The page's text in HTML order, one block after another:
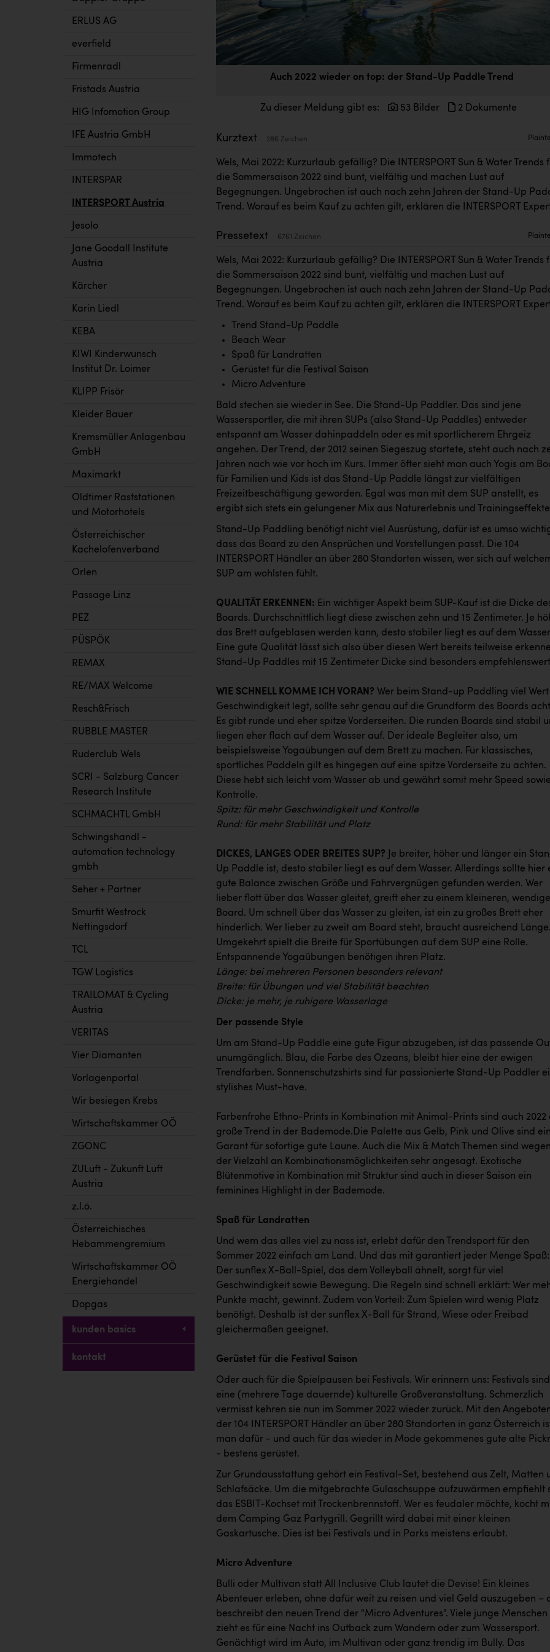
ERLUS AG
everfield
Firmenradl
Fristads Austria
HIG Infomotion Group
IFE Austria GmbH
Immotech
INTERSPAR
INTERSPORT Austria
Jesolo
Jane Goodall Institute
Austria
Kärcher
Karin Liedl
KEBA
KIWI Kinderwunsch
Institut Dr. Loimer
KLIPP Frisör
Kleider Bauer
Kremsmüller Anlagenbau
GmbH
Maximarkt
Oldtimer Raststationen
und Motorhotels
Österreichischer
Kachelofenverband
Orlen
Passage Linz
PEZ
PÜSPÖK
REMAX
RE/MAX Welcome
Resch&Frisch
RUBBLE MASTER
Ruderclub Wels
SCRI - Salzburg Cancer
Research Institute
SCHMACHTL GmbH
Schwingshandl -
automation technology
gmbh
Seher + Partner
Smurfit Westrock
Nettingsdorf
TCL
TGW Logistics
TRAILOMAT & Cycling
Austria
VERITAS
Vier Diamanten
Vorlagenportal
Wir besiegen Krebs
Wirtschaftskammer OÖ
ZGONC
ZULuft - Zukunft Luft
Austria
z.l.ö.
Österreichisches
Hebammengremium
Wirtschaftskammer OÖ
Energiehandel
Dopgas
kunden basics
kontakt
Auch 2022 wieder on top: der Stand-Up Paddle Trend
Zu dieser Meldung gibt es: 53 Bilder 2 Dokumente
Kurztext 286 Zeichen
Wels, Mai 2022: Kurzurlaub gefällig? Die INTERSPORT Sun & Water Trends
die Sommersaison 2022 sind bunt, vielfältig und machen Lust auf
Begegnungen. Ungebrochen ist auch nach zehn Jahren der Stand-Up
Trend. Worauf es beim Kauf zu achten gilt, erklären die INTERSPORT
Pressetext 6761 Zeichen
Wels, Mai 2022: Kurzurlaub gefällig? Die INTERSPORT Sun & Water Trends
die Sommersaison 2022 sind bunt, vielfältig und machen Lust auf
Begegnungen. Ungebrochen ist auch nach zehn Jahren der Stand-Up
Trend. Worauf es beim Kauf zu achten gilt, erklären die INTERSPORT
Trend Stand-Up Paddle
Beach Wear
Spaß für Landratten
Gerüstet für die Festival Saison
Micro Adventure
Bald stechen sie wieder in See. Die Stand-Up Paddler. Das sind jene
Wassersportler, die mit ihren SUPs (also Stand-Up Paddles) entweder
entspannt am Wasser dahinpaddeln oder es mit sportlicherem Ehrgeiz
angehen. Der Trend, der 2012 seinen Siegeszug startete, steht auch nach
Jahren nach wie vor hoch im Kurs. Immer öfter sieht man auch Yogis am
für Familien und Kids ist das Stand-Up Paddle längst zur vielfältigen
Freizeitbeschäftigung geworden. Egal was man mit dem SUP anstellt, es
ergibt sich stets ein gelungener Mix aus Naturerlebnis und
Stand-Up Paddling benötigt nicht viel Ausrüstung, dafür ist es umso
dass das Board zu den Ansprüchen und Vorstellungen passt. Die 104
INTERSPORT Händler an über 280 Standorten wissen, wer sich auf
SUP am wohlsten fühlt.
QUALITÄT ERKENNEN: Ein wichtiger Aspekt beim SUP-Kauf ist die Dicke
Boards. Durchschnittlich liegt diese zwischen zehn und 15 Zentimeter. Je
das Brett aufgeblasen werden kann, desto stabiler liegt es auf dem
Eine gute Qualität lässt sich also über diesen Wert bereits teilweise
Stand-Up Paddles mit 15 Zentimeter Dicke sind besonders
WIE SCHNELL KOMME ICH VORAN? Wer beim Stand-up Paddling viel
Geschwindigkeit legt, sollte sehr genau auf die Grundform des Boards
Es gibt runde und eher spitze Vorderseiten. Die runden Boards sind stabil
liegen eher flach auf dem Wasser auf. Der ideale Begleiter also, um
beispielsweise Yogaübungen auf dem Brett zu machen. Für klassisches,
sportliches Paddeln gilt es hingegen auf eine spitze Vorderseite zu achten.
Diese hebt sich leicht vom Wasser ab und gewährt somit mehr Speed sowie
Kontrolle.
Spitz: für mehr Geschwindigkeit und Kontrolle
Rund: für mehr Stabilität und Platz
DICKES, LANGES ODER BREITES SUP?
Je breiter, höher und länger ein
Up Paddle ist, desto stabiler liegt es auf dem Wasser. Allerdings sollte hier
gute Balance zwischen Größe und Fahrvergnügen gefunden werden. Wer
lieber flott über das Wasser gleitet, greift eher zu einem kleineren,
Board. Um schnell über das Wasser zu gleiten, ist ein zu großes Brett eher
hinderlich. Wer lieber zu zweit am Board steht, braucht ausreichend Länge.
Umgekehrt spielt die Breite für Sportübungen auf dem SUP eine Rolle.
Entspannende Yogaübungen benötigen ihren Platz.
Länge: bei mehreren Personen besonders relevant
Breite: für Übungen und viel Stabilität beachten
Dicke: je mehr, je ruhigere Wasserlage
Der passende Style
Um am Stand-Up Paddle eine gute Figur abzugeben, ist das passende
unumgänglich. Blau, die Farbe des Ozeans, bleibt hier eine der ewigen
Trendfarben. Sonnenschutzshirts sind für passionierte Stand-Up Paddler
stylishes Must-have.
Farbenfrohe Ethno-Prints in Kombination mit Animal-Prints sind auch 2022
große Trend in der Bademode.Die Palette aus Gelb, Pink und Olive sind ein
Garant für sofortige gute Laune. Auch die Mix & Match Themen sind wegen
der Vielzahl an Kombinationsmöglichkeiten sehr angesagt. Exotische
Blütenmotive in Kombination mit Struktur sind auch in dieser Saison ein
feminines Highlight in der Bademode.
Spaß für Landratten
Und wem das alles viel zu nass ist, erlebt dafür den Trendsport für den
Sommer 2022 einfach am Land. Und das mit garantiert jeder Menge Spaß:
Der sunflex X-Ball-Spiel, das dem Volleyball ähnelt, sorgt für viel
Geschwindigkeit sowie Bewegung. Die Regeln sind schnell erklärt: Wer
Punkte macht, gewinnt. Zudem von Vorteil: Zum Spielen wird wenig Platz
benötigt. Deshalb ist der sunflex X-Ball für Strand, Wiese oder Freibad
gleichermaßen geeignet.
Gerüstet für die Festival Saison
Oder auch für die Spielpausen bei Festivals. Wir erinnern uns: Festivals sind
eine (mehrere Tage dauernde) kulturelle Großveranstaltung. Schmerzlich
vermisst kehren sie nun im Sommer 2022 wieder zurück. Mit den
der 104 INTERSPORT Händler an über 280 Standorten in ganz Österreich
man dafür - und auch für das wieder in Mode gekommenes gute alte
- bestens gerüstet.
Zur Grundausstattung gehört ein Festival-Set, bestehend aus Zelt, Matten
Schlafsäcke. Um die mitgebrachte Gulaschsuppe aufzuwärmen empfiehlt
das ESBIT-Kochset mit Trockenbrennstoff. Wer es feudaler möchte, kocht
dem Camping Gaz Partygrill. Gegrillt wird dabei mit einer kleinen
Gaskartusche. Dies ist bei Festivals und in Parks meistens erlaubt.
Micro Adventure
Bulli oder Multivan statt All Inclusive Club lautet die Devise! Ein kleines
Abenteuer erleben, ohne dafür weit zu reisen und viel Geld auszugeben –
beschreibt den neuen Trend der "Micro Adventures". Viele junge Menschen
zieht es für eine Nacht ins Outback zum Wandern oder zum Wassersport.
Genächtigt wird im Auto, im Multivan oder ganz trendig im Bully. Das